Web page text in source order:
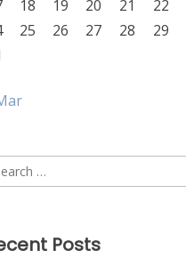
18 19 20 21 22
25 26 27 28 29
Posts